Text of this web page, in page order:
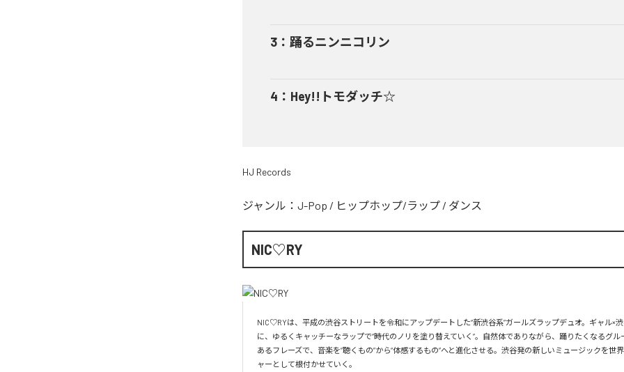
3 ： 踊るニンニコリン
4 ： Hey!!トモダッチ☆
HJ Records
ジャンル： J-Pop / ヒップホップ/ラップ / ダンス
NIC♡RY
NIC♡RYは、平成の渋谷ストリートを令和にアップデートした“新渋谷系”ガールズラップデュオ。ギャル×
に、ゆるくキャッチーなラップで“時代のノリを塗り替えていく”。自然体でありながら、踊りたくなるグル
あるフレーズで、音楽を“聴くもの”から“体感するもの”へと進化させる。渋谷発の新しいミュージックを世
ャーとして根付かせていく。